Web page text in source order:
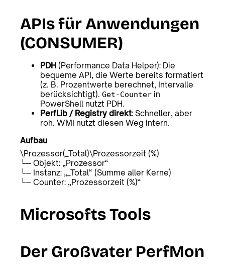
APIs für Anwendungen
(CONSUMER)
PDH (Performance Data Helper): Die
bequeme API, die Werte bereits formatiert
(z. B. Prozentwerte berechnet, Intervalle
berücksichtigt). Get-Counter in
PowerShell nutzt PDH.
PerfLib / Registry direkt: Schneller, aber
roh. WMI nutzt diesen Weg intern.
Aufbau
\Prozessor(_Total)\Prozessorzeit (%)
└─ Objekt: „Prozessor“
└─ Instanz: „_Total“ (Summe aller Kerne)
└─ Counter: „Prozessorzeit (%)“
Microsofts Tools
Der Großvater PerfMon